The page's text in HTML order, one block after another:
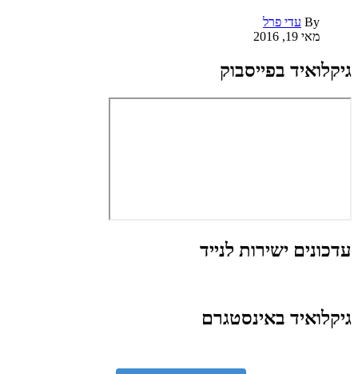
By עדי פרל
מאי 19, 2016
גיקלואיד בפייסבוק
עדכונים ישירות לנייד
גיקלואיד באינסטגרם